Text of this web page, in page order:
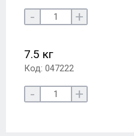
- +
7.5 кг
Код: 047222
- +